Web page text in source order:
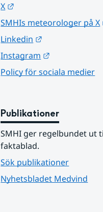
X
SMHIs meteorologer på X
Linkedin
Instagram
Policy för sociala medier
Publikationer
SMHI ger regelbundet ut
faktablad.
Sök publikationer
Nyhetsbladet Medvind